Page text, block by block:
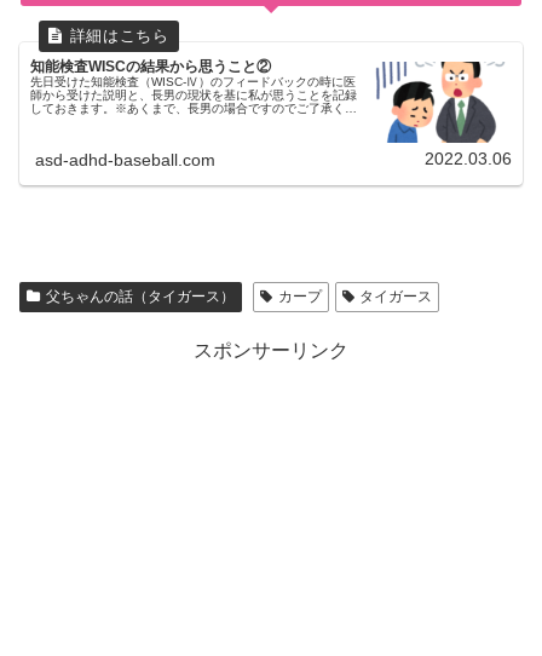
知能検査WISCの結果から思うこと②
先日受けた知能検査（WISC-Ⅳ）のフィードバックの時に医
師から受けた説明と、長男の現状を基に私が思うことを記録
しておきます。※あくまで、長男の場合ですのでご了承くだ
asd-adhd-baseball.com 2022.03.06
父ちゃんの話（タイガース） カープ タイガース
スポンサーリンク